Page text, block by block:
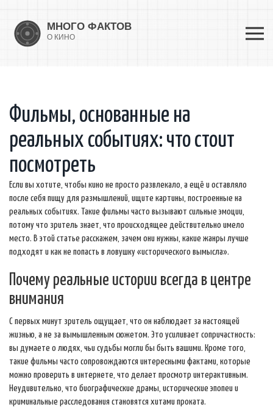
Фильмы, основанные на
реальных событиях: что стоит
посмотреть
Если вы хотите, чтобы кино не просто развлекало, а ещё и оставляло
после себя пищу для размышлений, ищите картины, построенные на
реальных событиях. Такие фильмы часто вызывают сильные эмоции,
потому что зритель знает, что происходящее действительно имело
место. В этой статье расскажем, зачем они нужны, какие жанры лучше
подходят и как не попасть в ловушку «исторического вымысла».
Почему реальные истории всегда в центре
внимания
С первых минут зритель ощущает, что он наблюдает за настоящей
жизнью, а не за вымышленным сюжетом. Это усиливает сопричастность:
вы думаете о людях, чьи судьбы могли бы быть вашими. Кроме того,
такие фильмы часто сопровождаются интересными фактами, которые
можно проверить в интернете, что делает просмотр интерактивным.
Неудивительно, что биографические драмы, исторические эпопеи и
криминальные расследования становятся хитами проката.